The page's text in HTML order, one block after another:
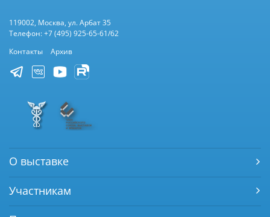
119002, Москва, ул. Арбат 35
Телефон: +7 (495) 925-65-61/62
Контакты
Архив
О выставке
Участникам